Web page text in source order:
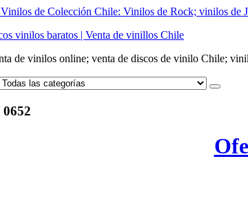
vinilos baratos | Venta de vinillos Chile
de vinilos online; venta de discos de vinilo Chile;